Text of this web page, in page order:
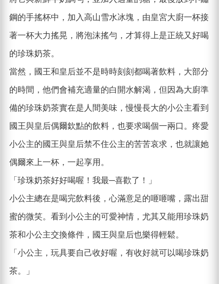
鋼的手搖杯中，加入高山雪水冰塊，由皇宮大廚一杯接
著一杯大力搖晃，將泡沫搖勻，才算得上是正統又好喝
的珍珠奶茶。
當然，國王和皇后並不是時時刻刻都喝著飲料，大部分
的時間，他們會補充適量的白開水解渴，但因為大廚準
備的珍珠奶茶實在是人間美味，慢慢長大的小公主看到
國王與皇后偶爾欽點的飲料，也要求喝個一兩口。疼愛
小公主的國王與皇后禁不住公主的苦苦哀求，也就讓她
偶爾來上一杯，一起享用。
「珍珠奶茶好好喝喔！我最─喜歡了！」
小公主總在是喝完飲料後，心滿意足的咂咂嘴，露出甜
蜜的微笑。看到小公主的可愛神情，尤其又能用珍珠奶
茶和小公主交換條件，國王與皇后也樂得輕鬆。
「小公主，玩具要自己收好喔，有收好就可以喝珍珠奶
茶。」